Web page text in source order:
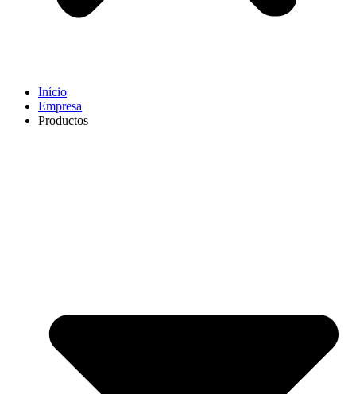
Início
Empresa
Productos